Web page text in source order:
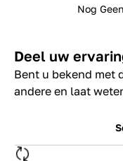
Nog
Deel uw
Bent u bekend met
andere en laat